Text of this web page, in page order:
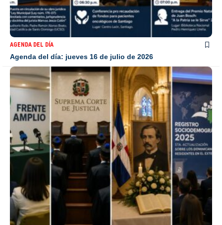
AGENDA DEL DÍA
Agenda del día: jueves 16 de julio de 2026